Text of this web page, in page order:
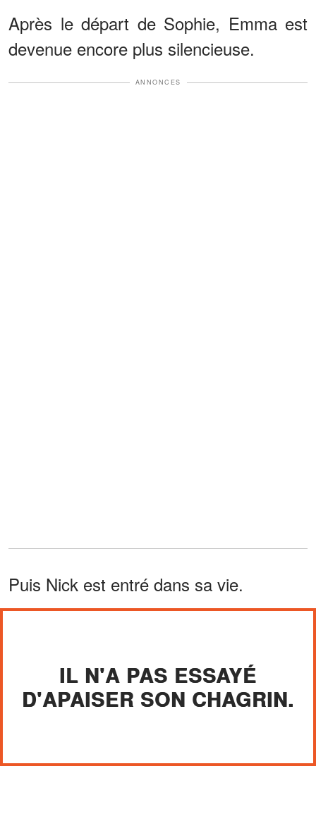
Après le départ de Sophie, Emma est
devenue encore plus silencieuse.
ANNONCES
Puis Nick est entré dans sa vie.
IL N'A PAS ESSAYÉ
D'APAISER SON CHAGRIN.